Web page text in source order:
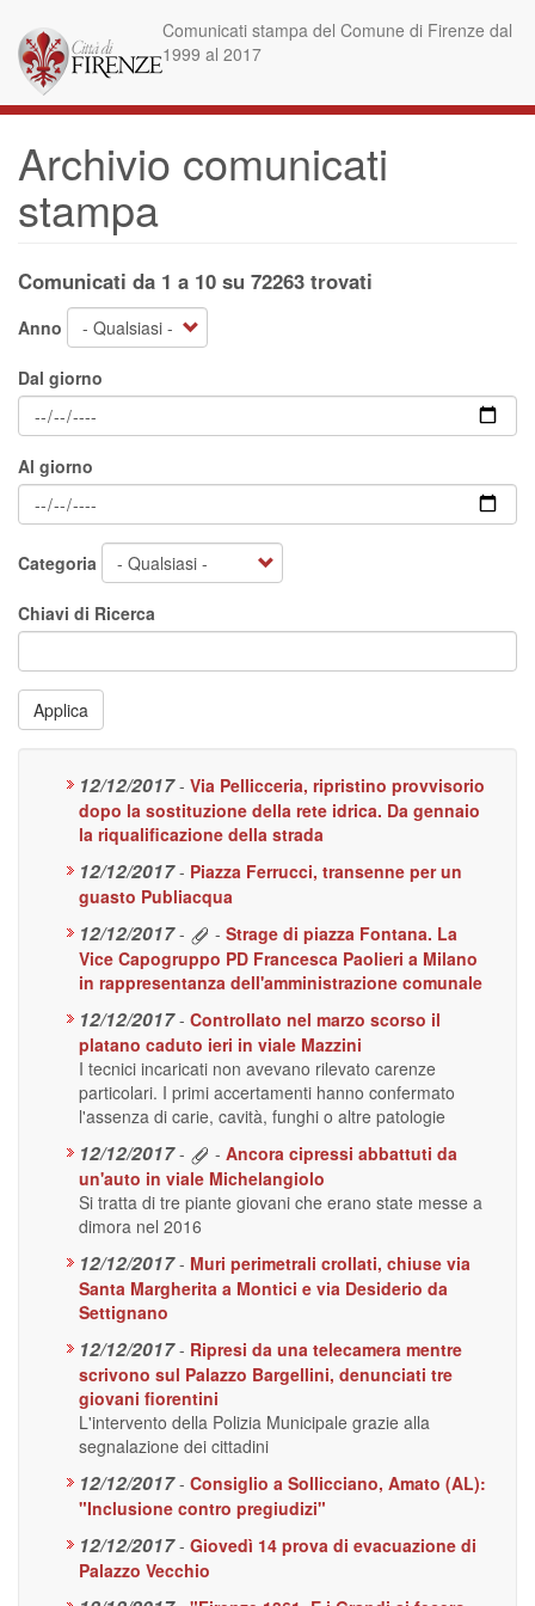
contenuto
principale
Comunicati stampa del Comune di Firenze dal
1999 al 2017
Archivio comunicati
stampa
Comunicati da 1 a 10 su 72263 trovati
Anno
Dal giorno
Al giorno
Categoria
Chiavi di Ricerca
Applica
12/12/2017 - Via Pellicceria, ripristino provvisorio
dopo la sostituzione della rete idrica. Da gennaio
la riqualificazione della strada
12/12/2017 - Piazza Ferrucci, transenne per un
guasto Publiacqua
12/12/2017 - - Strage di piazza Fontana. La
Vice Capogruppo PD Francesca Paolieri a Milano
in rappresentanza dell'amministrazione comunale
12/12/2017 - Controllato nel marzo scorso il
platano caduto ieri in viale Mazzini
I tecnici incaricati non avevano rilevato carenze
particolari. I primi accertamenti hanno confermato
l'assenza di carie, cavità, funghi o altre patologie
12/12/2017 - - Ancora cipressi abbattuti da
un'auto in viale Michelangiolo
Si tratta di tre piante giovani che erano state messe a
dimora nel 2016
12/12/2017 - Muri perimetrali crollati, chiuse via
Santa Margherita a Montici e via Desiderio da
Settignano
12/12/2017 - Ripresi da una telecamera mentre
scrivono sul Palazzo Bargellini, denunciati tre
giovani fiorentini
L'intervento della Polizia Municipale grazie alla
segnalazione dei cittadini
12/12/2017 - Consiglio a Sollicciano, Amato (AL):
"Inclusione contro pregiudizi"
12/12/2017 - Giovedì 14 prova di evacuazione di
Palazzo Vecchio